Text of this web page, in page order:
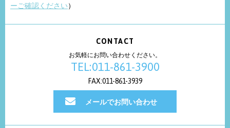
ーご確認ください）
CONTACT
お気軽にお問い合わせください。
TEL:011-861-3900
FAX:011-861-3939
メールでお問い合わせ